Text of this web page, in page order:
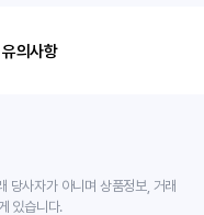
의사항
당사자가 아니며 상품정보, 거래
있습니다.